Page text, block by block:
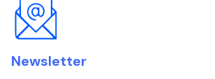
Newsletter